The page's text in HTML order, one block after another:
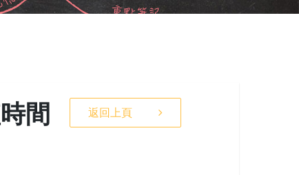
返回上頁
間